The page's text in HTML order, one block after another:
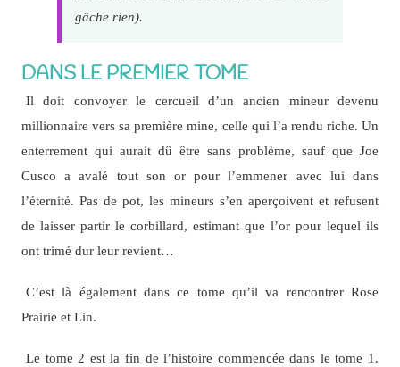
gâche rien).
DANS LE PREMIER TOME
Il doit convoyer le cercueil d’un ancien mineur devenu
millionnaire vers sa première mine, celle qui l’a rendu riche. Un
enterrement qui aurait dû être sans problème, sauf que Joe
Cusco a avalé tout son or pour l’emmener avec lui dans
l’éternité. Pas de pot, les mineurs s’en aperçoivent et refusent
de laisser partir le corbillard, estimant que l’or pour lequel ils
ont trimé dur leur revient…
C’est là également dans ce tome qu’il va rencontrer Rose
Prairie et Lin.
Le tome 2 est la fin de l’histoire commencée dans le tome 1.